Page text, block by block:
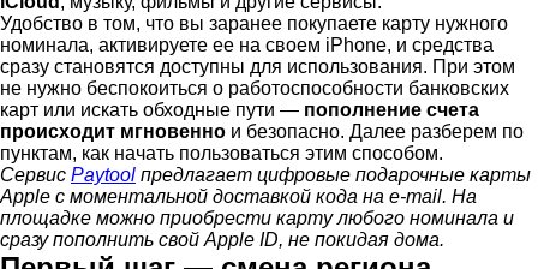
Удобство в том, что вы заранее покупаете карту нужного
номинала, активируете ее на своем iPhone, и средства
сразу становятся доступны для использования. При этом
не нужно беспокоиться о работоспособности банковских
карт или искать обходные пути — пополнение счета
происходит мгновенно и безопасно. Далее разберем по
пунктам, как начать пользоваться этим способом.
Сервис Paytool предлагает цифровые подарочные карты
Apple с моментальной доставкой кода на e-mail. На
площадке можно приобрести карту любого номинала и
сразу пополнить свой Apple ID, не покидая дома.